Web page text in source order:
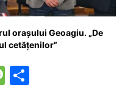
orașului Geoagiu. „De
cetățenilor”
M